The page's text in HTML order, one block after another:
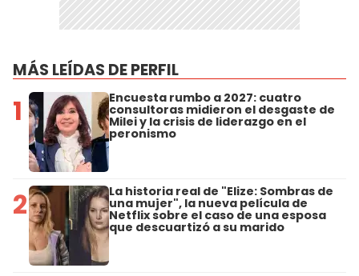
MÁS LEÍDAS DE PERFIL
1 Encuesta rumbo a 2027: cuatro
consultoras midieron el desgaste de
Milei y la crisis de liderazgo en el
peronismo
2 La historia real de "Elize: Sombras de
una mujer", la nueva película de
Netflix sobre el caso de una esposa
que descuartizó a su marido